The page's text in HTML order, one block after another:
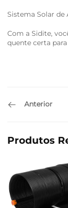
Sistema Solar de
Com a Sidite,
quente certa
Anterior
Produtos